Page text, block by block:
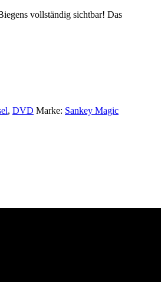
vollständig sichtbar! Das
, DVD Marke: Sankey Magic